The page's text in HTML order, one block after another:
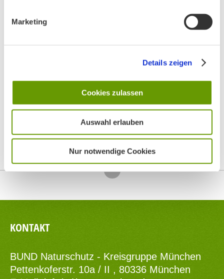
Marketing
Details zeigen
Cookies zulassen
Auswahl erlauben
Nur notwendige Cookies
KONTAKT
BUND Naturschutz - Kreisgruppe München
Pettenkoferstr. 10a / II , 80336 München